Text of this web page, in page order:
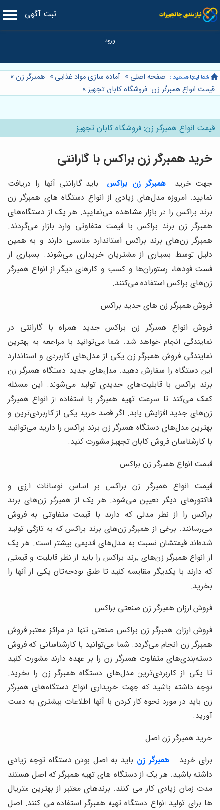
ثبت آگهی
صفحه اصلی » آماده سازی مواد غذایی » همبرگر زن »
قیمت انواع همبرگر زن: فروشگاه کابان تجهیز»
قیمت انواع همبرگر زن: فروشگاه کابان تجهیز
خرید همبرگر زن براکس با گارانتی
جهت خرید همبرگر زن براکس
باید گارانتی آنها را دریافت
نمایید. امروزه مدل‌های زیادی از انواع دستگاه‌ های همبرگر زن
برند براکس را در بازار مشاهده می‌نمایید. هر یک از دستگاه‌های
همبرگر زن برند براکس با قیمت متفاوتی وارد بازار می‌گردند.
همبرگر زن‌های برند براکس استاندارد مناسبی دارند و به همین
دلیل توسط بسیاری از مشتریان خریداری می‌شوند. بسیاری از
فست فودها، رستوران‌ها و کسب و کارهای دیگر از انواع همبرگر
زن‌های براکس استفاده می‌کنند.
فروش همبرگر زن های جدید براکس
فروش انواع همبرگر زن براکس جدید همراه با گارانتی در
نمایندگی انجام خواهد شد. شما می‌توانید با مراجعه به بهترین
نمایندگی فروش همبرگر زن یکی از مدل‌های کاربردی و استاندارد
این دستگاه را سفارش دهید. مدل‌های جدید دستگاه همبرگر زن
برند براکس با قابلیت‌های جدیدی تولید می‌شوند. این مسئله
کمک می‌کند تا سرعت تهیه همبرگر با استفاده از انواع همبرگر
زن‌های جدید افزایش یابد. اگر قصد خرید یکی از کاربردی‌ترین و
بهترین مدل‌های دستگاه همبرگر زن برند براکس را دارید می‌توانید
با کارشناسان فروش کابان تجهیز مشورت کنید.
قیمت انواع همبرگر زن براکس
قیمت انواع همبرگر زن براکس بر اساس نوسانات ارزی و
فاکتورهای دیگر تعیین می‌شود. هر یک از همبرگر زن‌های برند
براکس را از نظر مدلی که دارند با قیمت متفاوتی به فروش
می‌رسانند. برخی از همبرگر زن‌های برند براکس که به تازگی تولید
شده‌اند قیمتشان نسبت به مدل‌های قدیمی بیشتر است. هر یک
از انواع همبرگر زن‌های برند براکس را باید از نظر قابلیت و قیمتی
که دارند با یکدیگر مقایسه کنید تا طبق بودجه‌تان یکی از آنها را
بخرید.
فروش ارزان همبرگر زن صنعتی براکس
فروش ارزان همبرگر زن براکس صنعتی تنها در مراکز معتبر فروش
همبرگر زن انجام می‌گردد. شما می‌توانید با کارشناسانی که فروش
دسته‌بندی‌های متفاوت همبرگر زن را بر عهده دارند مشورت کنید
تا یکی از کاربردی‌ترین مدل‌های دستگاه همبرگر زن را بخرید.
توجه داشته باشید که جهت خریداری انواع دستگاه‌های همبرگر
زن باید در مورد نحوه کار کردن با آنها اطلاعات بیشتری به دست
آورید.
خرید همبرگر زن اصل
برای خریدهمبرگر زن باید به اصل بودن دستگاه توجه زیادی
داشته باشید. هر یک از دستگاه‌ های تهیه همبرگر که اصل هستند
مدت زمان زیادی کار می‌ کنند. برندهای معتبر از بهترین متریال‌
ها برای تولید انواع دستگاه تهیه همبرگر استفاده می ‌کنند. اصل